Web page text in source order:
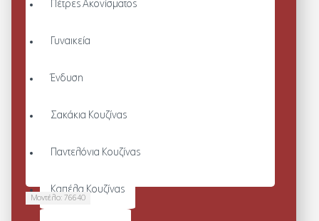
Πέτρες Ακονίσματος
Γυναικεία
Ένδυση
Σακάκια Κουζίνας
Παντελόνια Κουζίνας
Καπέλα Κουζίνας
Μοντέλο: 76640